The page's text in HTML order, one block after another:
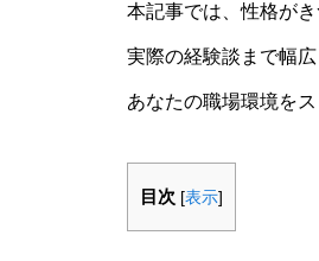
本記事では、性格が
実際の経験談まで幅広
あなたの職場環境を
目次 [表示]